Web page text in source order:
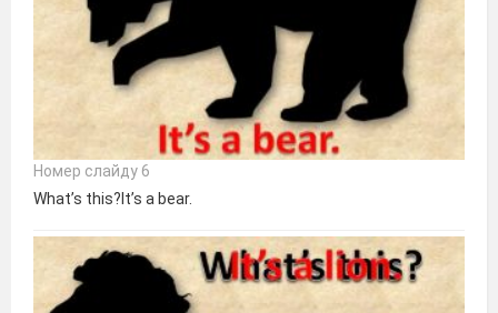
Номер слайду 6
What’s this?It’s a bear.